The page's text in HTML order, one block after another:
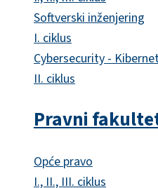
Softverski inženjering
I. ciklus
Cybersecurity -
II. ciklus
Pravni
Opće pravo
I., II., III. ciklus